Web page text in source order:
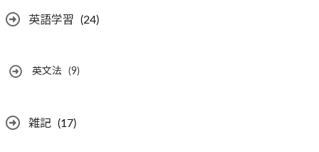
英語学習 (24)
英文法 (9)
雑記 (17)